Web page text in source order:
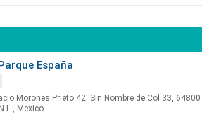
España
Morones Prieto 42, Sin Nombre de Col 33, 64800
Mexico